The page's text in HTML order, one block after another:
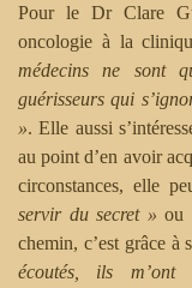
Pour le Dr Clare
oncologie à la
médecins ne sont
guérisseurs qui
». Elle aussi
au point d’en avoir
circonstances, elle
servir du secret » ou
chemin, c’est grâce à
écoutés, ils